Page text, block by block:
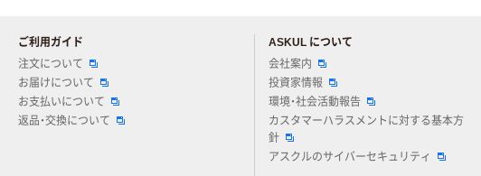
ご利用ガイド
注文について
お届けについて
お支払いについて
返品・交換について
ASKUL について
会社案内
投資家情報
環境・社会活動報告
カスタマーハラスメントに対する基本方
針
アスクルのサイバーセキュリティ